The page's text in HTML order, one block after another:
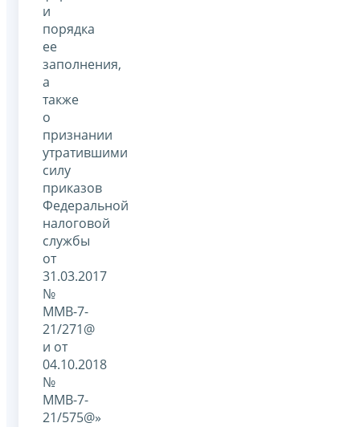
и
порядка
ее
заполнения,
а
также
о
признании
утратившими
силу
приказов
Федеральной
налоговой
службы
от
31.03.2017
№
ММВ-7-
21/271@
и от
04.10.2018
№
ММВ-7-
21/575@»